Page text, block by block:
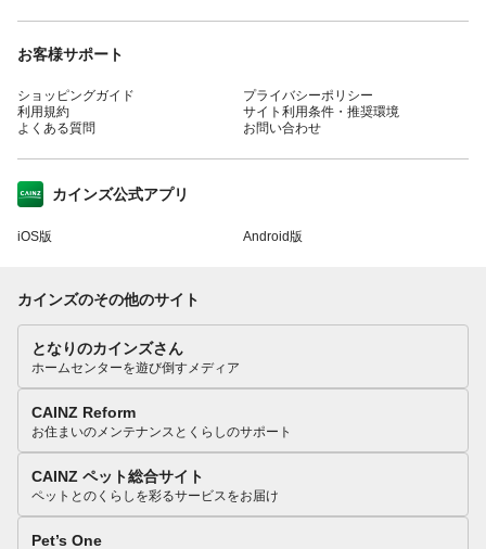
お客様サポート
ショッピングガイド
利用規約
よくある質問
プライバシーポリシー
サイト利用条件・推奨環境
お問い合わせ
カインズ公式アプリ
iOS版 Android版
カインズのその他のサイト
となりのカインズさん
ホームセンターを遊び倒すメディア
CAINZ Reform
お住まいのメンテナンスとくらしのサポート
CAINZ ペット総合サイト
ペットとのくらしを彩るサービスをお届け
Pet’s One